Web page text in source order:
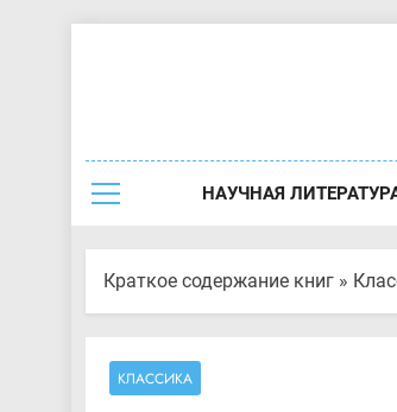
НАУЧНАЯ
Краткое содержание книг »
КЛАССИКА